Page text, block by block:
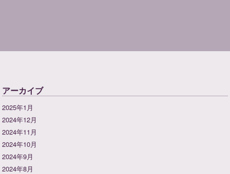
アーカイブ
2025年1月
2024年12月
2024年11月
2024年10月
2024年9月
2024年8月